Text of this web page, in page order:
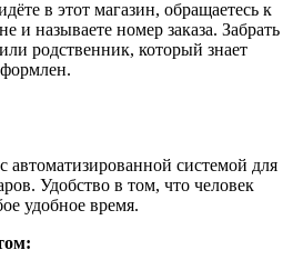
в этот магазин, обращаетесь к
и называете номер заказа. Забрать
родственник, который знает
автоматизированной системой для
Удобство в том, что человек
удобное время.